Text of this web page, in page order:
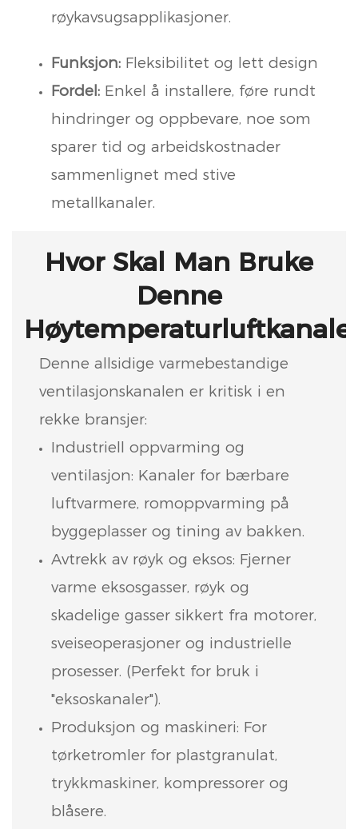
røykavsugsapplikasjoner.
Funksjon:Fleksibilitet og lett design
Fordel:Enkel å installere, føre rundt
hindringer og oppbevare, noe som
sparer tid og arbeidskostnader
sammenlignet med stive
metallkanaler.
Hvor Skal Man Bruke
Denne
Denne allsidige varmebestandige
ventilasjonskanalen er kritisk i en
rekke bransjer:
Industriell oppvarming og
ventilasjon: Kanaler for bærbare
luftvarmere, romoppvarming på
byggeplasser og tining av bakken.
Avtrekk av røyk og eksos: Fjerner
varme eksosgasser, røyk og
skadelige gasser sikkert fra motorer,
sveiseoperasjoner og industrielle
prosesser. (Perfekt for bruk i
"eksoskanaler").
Produksjon og maskineri: For
tørketromler for plastgranulat,
trykkmaskiner, kompressorer og
blåsere.